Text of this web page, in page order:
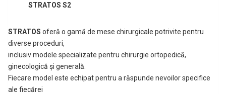
STRATOS S2
STRATOS oferă o gamă de mese chirurgicale potrivite pentru
diverse proceduri,
inclusiv modele specializate pentru chirurgie ortopedică,
ginecologică și generală.
Fiecare model este echipat pentru a răspunde nevoilor specifice
ale fiecărei